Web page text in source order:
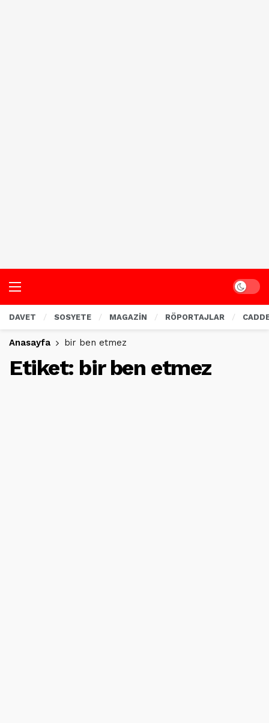
Dark
DAVET SOSYETE MAGAZİN RÖPORTAJLAR
Anasayfa bir ben etmez
Etiket: bir ben etmez